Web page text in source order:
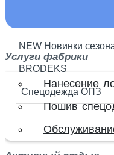
NEW Новинки
BRODEKS
Спецодежда ОПЗ
Услуги фабрики
Нанесение
Пошив